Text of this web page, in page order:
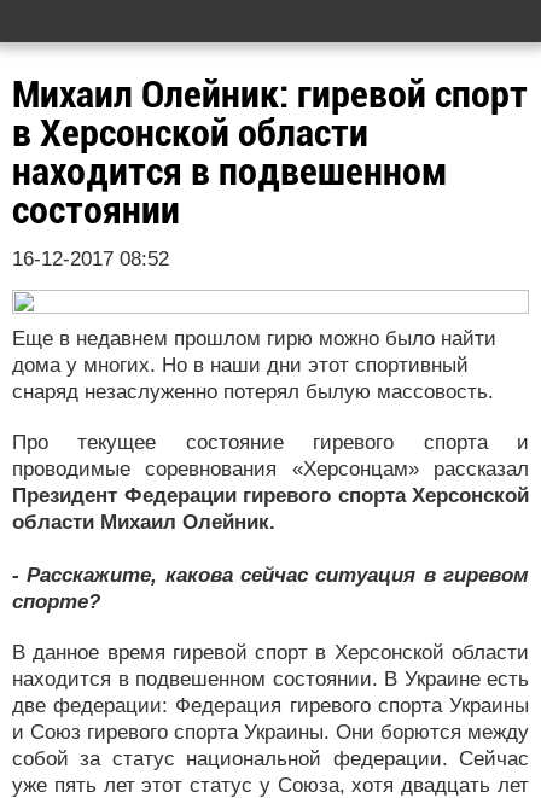
Михаил Олейник: гиревой спорт
в Херсонской области
находится в подвешенном
состоянии
16-12-2017 08:52
Еще в недавнем прошлом гирю можно было найти
дома у многих. Но в наши дни этот спортивный
снаряд незаслуженно потерял былую массовость.
Про текущее состояние гиревого спорта и
проводимые соревнования «Херсонцам» рассказал
Президент Федерации гиревого спорта Херсонской
области Михаил Олейник.
- Расскажите, какова сейчас ситуация в гиревом
спорте?
В данное время гиревой спорт в Херсонской области
находится в подвешенном состоянии. В Украине есть
две федерации: Федерация гиревого спорта Украины
и Союз гиревого спорта Украины. Они борются между
собой за статус национальной федерации. Сейчас
уже пять лет этот статус у Союза, хотя двадцать лет